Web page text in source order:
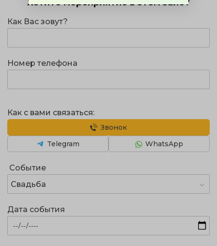
Хотите мероприятие в этом зале?
Как Вас зовут?
Номер телефона
Событие
Свадьба
Дата события
Как с вами связаться:
Звонок
WhatsApp
Telegram